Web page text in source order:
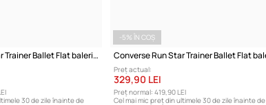
Converse Run Star Trainer Ballet Flat balerini
30 de zile înainte de
-5% ÎN COȘ
Preț actual:
329,90 LEI
Preț normal: 419,90 LEI
Cel mai mic preț din ultimele 30 de zile înainte de